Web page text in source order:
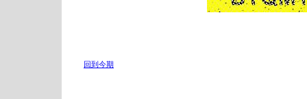
回到今期